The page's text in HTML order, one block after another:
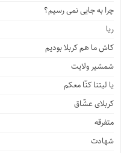
چرا به جایی نمی رسیم؟
ریا
کاش ما هم کربلا بودیم
شمشیر ولایت
یا لیتنا کنّا معکم
کربلای عشّاق
متفرقه
شهادت